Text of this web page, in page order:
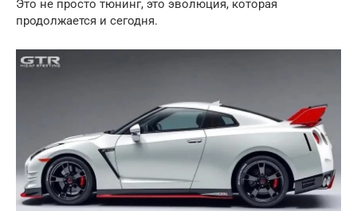
Это не просто тюнинг, это эволюция, которая
продолжается и сегодня.